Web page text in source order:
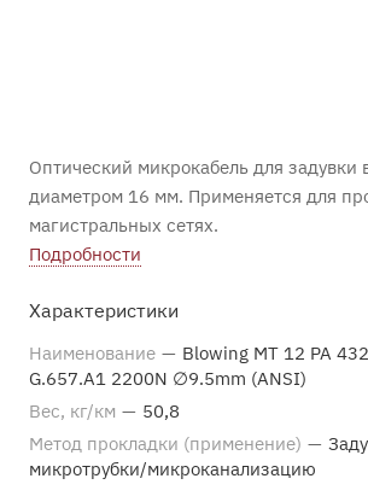
Оптический микрокабель для задувки
диаметром 16 мм. Применяется для
магистральных сетях.
Подробности
Характеристики
Наименование — Blowing MT 12 PA
G.657.A1 2200N ∅9.5mm (ANSI)
Вес, кг/км — 50,8
Метод прокладки (применение) —
микротрубки/микроканализацию